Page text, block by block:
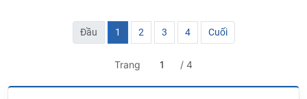
Đầu 1 2 3 4 Cuối
Trang / 4